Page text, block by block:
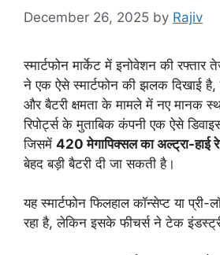
December 26, 2025 by Rajiv
स्मार्टफोन मार्केट में इनोवेशन की रफ्तार
ने एक ऐसे स्मार्टफोन की झलक दिखाई है,
और बैटरी क्षमता के मामले में नए मानक
रिपोर्ट्स के मुताबिक कंपनी एक ऐसे
जिसमें 420 मेगापिक्सल का अल्ट्रा-हाई
बेहद बड़ी बैटरी दी जा सकती है।
यह स्मार्टफोन फिलहाल कॉन्सेप्ट या प्री-
रहा है, लेकिन इसके फीचर्स ने टेक